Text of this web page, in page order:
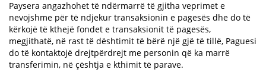
Paysera angazhohet të ndërmarrë të gjitha veprimet e
nevojshme për të ndjekur transaksionin e pagesës dhe do të
kërkojë të kthejë fondet e transaksionit të pagesës,
megjithatë, në rast të dështimit të bërë një gjë të tillë, Paguesi
do të kontaktojë drejtpërdrejt me personin që ka marrë
transferimin, në çështja e kthimit të parave.